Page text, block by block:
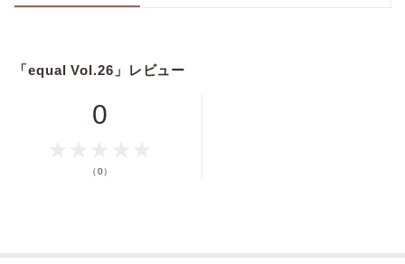
「equal Vol.26」レビュー
0
（0）